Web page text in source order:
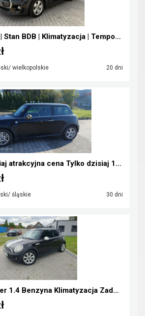
Mini ONE 1.5 D | Stan BDB | Klimatyzacja | Tempoma...
wielkopolskie 20 dni
atrakcyjna cena Tylko dzisiaj 1...
śląskie 30 dni
Mini ONE Cooper 1.4 Benzyna Klimatyzacja Zadbany R...